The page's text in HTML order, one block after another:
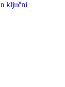
ključni